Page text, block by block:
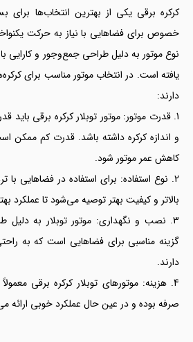
کرکره برقی یکی از بهترین انتخاب‌ها برای
خصوص برای فضاهایی با نیاز به حرکت
نوع موتور به دلیل طراحی جمع‌وجور و کارایی
یافته است. در انتخاب موتور مناسب برای
دارند:
قدرت موتور: موتور توبلار کرکره برقی باید
و اندازه کرکره داشته باشد. قدرت کم ممکن
کاهش عمر موتور شود.
نوع استفاده: برای استفاده در فضاهایی با
بالاتر و کیفیت بهتر توصیه می‌شود تا عملکرد
نصب و نگهداری: موتور توبلار به دلیل
گزینه مناسبی برای فضاهایی است که به
دارند.
هزینه: موتورهای توبلار کرکره برقی
صرفه بوده و در عین حال عملکرد خوبی ارائه